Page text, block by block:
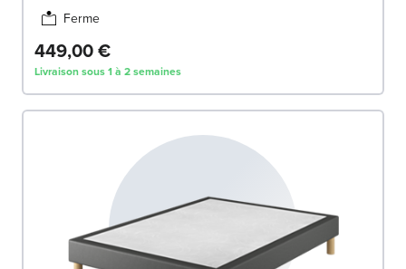
Ferme
449,00 €
Livraison sous 1 à 2 semaines